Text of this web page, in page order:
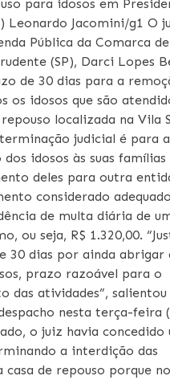
para idosos em
Leonardo Jacomini/g1 O
Pública da Comarca de
(SP), Darci Lopes
de 30 dias para a
os idosos que são
localizada na Vila
judicial é para a
idosos às suas famílias
deles para outra
considerado
de multa diária de
ou seja, R$ 1.320,00.
30 dias por ainda abrigar
prazo razoável para o
das atividades”, salientou
nesta terça-feira
o juiz havia concedido
a interdição das
casa de repouso porque